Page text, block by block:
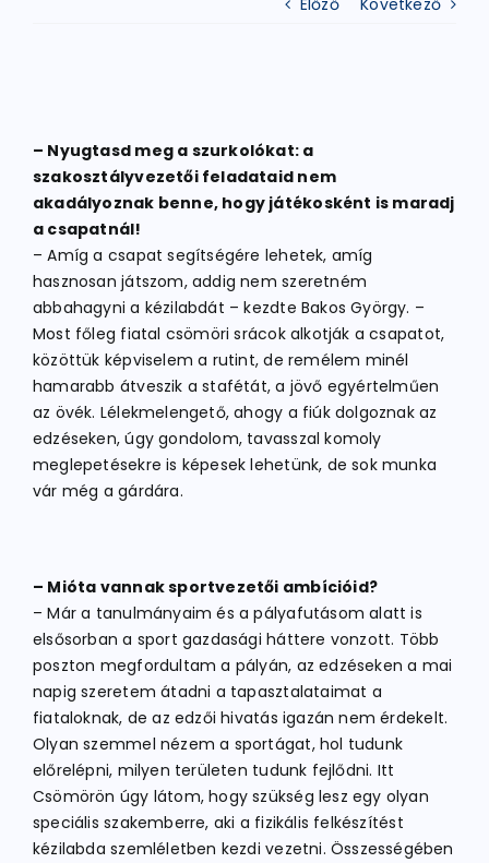
KERÉKPÁR
EGYÉB SPORTÁGAK
PÁLYÁK
ELÉRHETŐSÉGEK
TAGDÍJ BEFIZETÉS
Előző Következő
– Nyugtasd meg a szurkolókat: a
szakosztályvezetői feladataid nem
akadályoznak benne, hogy játékosként is maradj
a csapatnál!
– Amíg a csapat segítségére lehetek, amíg
hasznosan játszom, addig nem szeretném
abbahagyni a kézilabdát – kezdte Bakos György. –
Most főleg fiatal csömöri srácok alkotják a csapatot,
közöttük képviselem a rutint, de remélem minél
hamarabb átveszik a stafétát, a jövő egyértelműen
az övék. Lélekmelengető, ahogy a fiúk dolgoznak az
edzéseken, úgy gondolom, tavasszal komoly
meglepetésekre is képesek lehetünk, de sok munka
vár még a gárdára.
– Mióta vannak sportvezetői ambícióid?
– Már a tanulmányaim és a pályafutásom alatt is
elsősorban a sport gazdasági háttere vonzott. Több
poszton megfordultam a pályán, az edzéseken a mai
napig szeretem átadni a tapasztalataimat a
fiataloknak, de az edzői hivatás igazán nem érdekelt.
Olyan szemmel nézem a sportágat, hol tudunk
előrelépni, milyen területen tudunk fejlődni. Itt
Csömörön úgy látom, hogy szükség lesz egy olyan
speciális szakemberre, aki a fizikális felkészítést
kézilabda szemléletben kezdi vezetni. Összességében